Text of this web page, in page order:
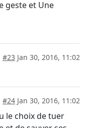
geste et Une
#23 Jan 30, 2016, 11:02
#24 Jan 30, 2016, 11:02
le choix de tuer